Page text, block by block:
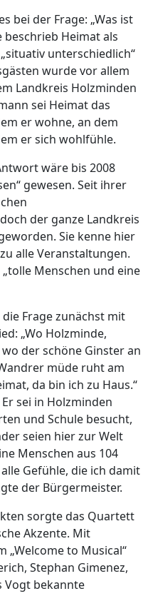
bei der Frage: „Was ist
beschrieb Heimat als
unterschiedlich“
wurde vor allem
Landkreis Holzminden
sei Heimat das
er wohne, an dem
er sich wohlfühle.
wäre bis 2008
gewesen. Seit ihrer
der ganze Landkreis
Sie kenne hier
alle Veranstaltungen.
Menschen und eine
Frage zunächst mit
„Wo Holzminde,
der schöne Ginster an
müde ruht am
da bin ich zu Haus.“
sei in Holzminden
und Schule besucht,
seien hier zur Welt
Menschen aus 104
Gefühle, die ich damit
der Bürgermeister.
sorgte das Quartett
Akzente. Mit
„Welcome to Musical“
Stephan Gimenez,
Vogt bekannte